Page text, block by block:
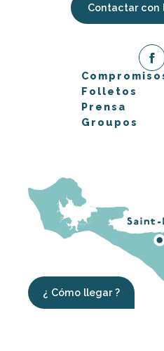
Contactar con
Folletos
Prensa
Groupos
¿ Cómo llegar ?